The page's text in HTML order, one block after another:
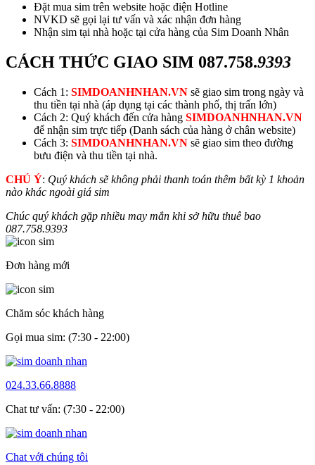
Đặt mua sim trên website hoặc điện Hotline
NVKD sẽ gọi lại tư vấn và xác nhận đơn hàng
Nhận sim tại nhà hoặc tại cửa hàng của Sim Doanh Nhân
CÁCH THỨC GIAO SIM 087.758.9393
Cách 1: SIMDOANHNHAN.VN sẽ giao sim trong ngày và
thu tiền tại nhà (áp dụng tại các thành phố, thị trấn lớn)
Cách 2: Quý khách đến cửa hàng SIMDOANHNHAN.VN
để nhận sim trực tiếp (Danh sách của hàng ở chân website)
Cách 3: SIMDOANHNHAN.VN sẽ giao sim theo đường
bưu điện và thu tiền tại nhà.
CHÚ Ý: Quý khách sẽ không phải thanh toán thêm bất kỳ 1 khoản
nào khác ngoài giá sim
Chúc quý khách gặp nhiều may mắn khi sở hữu thuê bao
087.758.9393
Đơn hàng mới
Chăm sóc khách hàng
Gọi mua sim: (7:30 - 22:00)
024.33.66.8888
Chat tư vấn: (7:30 - 22:00)
Chat với chúng tôi